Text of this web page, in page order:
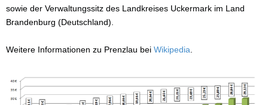
sowie der Verwaltungssitz des Landkreises Uckermark im Land
Brandenburg (Deutschland).
Weitere Informationen zu Prenzlau bei Wikipedia